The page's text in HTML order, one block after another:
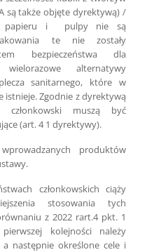
są także objęte dyrektywą) /
z papieru i pulpy nie są
te nie zostały
bezpieczeństwa dla
alternatywy
sanitarnego, które w
istnieje. Zgodnie z dyrektywą
muszą być
(art. 4 1 dyrektywy).
produktów
członkowskich ciąży
stosowania tych
z 2022 rart.4 pkt. 1
kolejności należy
a następnie określone cele i